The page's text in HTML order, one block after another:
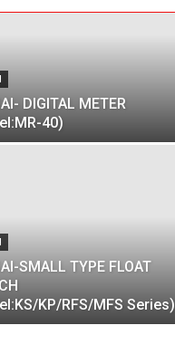
DIGITAL METER
40)
SMALL TYPE FLOAT
KP/RFS/MFS Series)